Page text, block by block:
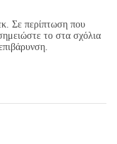
Σε περίπτωση που
το στα σχόλια